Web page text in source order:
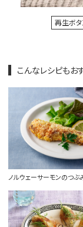
再生ボタ
こんなレシピもお
ノルウェーサーモンのつぶ